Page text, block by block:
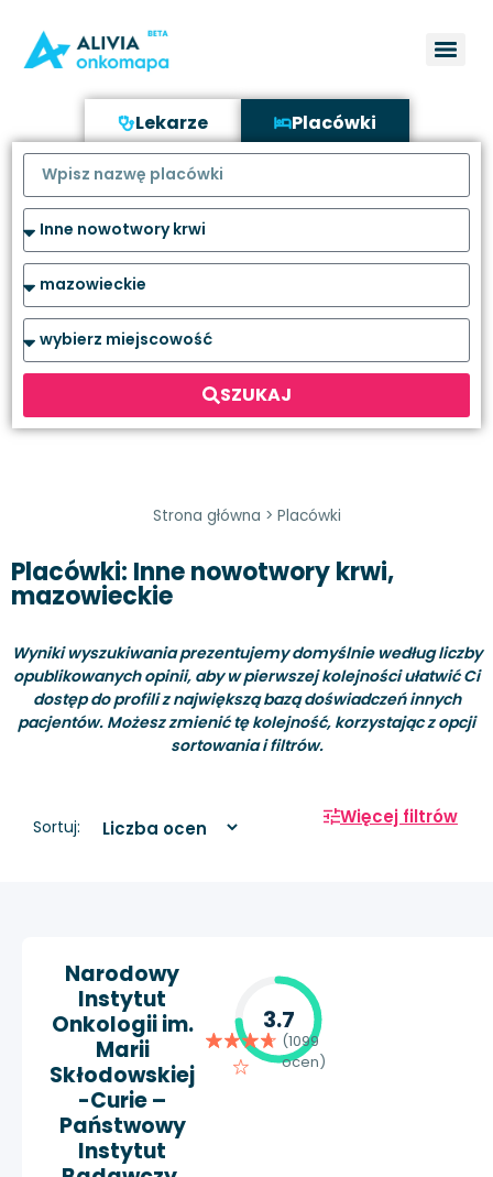
Lekarze Placówki
SZUKAJ
Strona główna > Placówki
Placówki: Inne nowotwory krwi,
mazowieckie
Wyniki wyszukiwania prezentujemy domyślnie według liczby
opublikowanych opinii, aby w pierwszej kolejności ułatwić Ci
dostęp do profili z największą bazą doświadczeń innych
pacjentów. Możesz zmienić tę kolejność, korzystając z opcji
sortowania i filtrów.
Sortuj: Więcej filtrów
Narodowy
Instytut
Onkologii im.
Marii
Skłodowskiej
-Curie –
Państwowy
Instytut
3.7
(1099
ocen)